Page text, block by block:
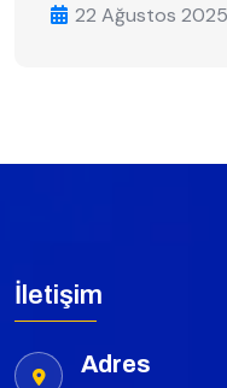
22 Ağustos 2025
İletişim
Adres